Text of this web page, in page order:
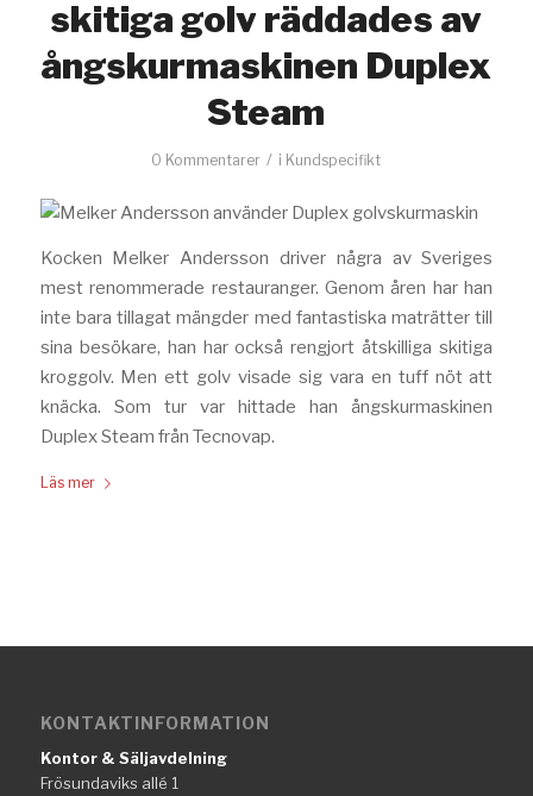
skitiga golv räddades av
ångskurmaskinen Duplex
Steam
0 Kommentarer / i Kundspecifikt
Kocken Melker Andersson driver några av Sveriges
mest renommerade restauranger. Genom åren har han
inte bara tillagat mängder med fantastiska maträtter till
sina besökare, han har också rengjort åtskilliga skitiga
kroggolv. Men ett golv visade sig vara en tuff nöt att
knäcka. Som tur var hittade han ångskurmaskinen
Duplex Steam från Tecnovap.
Läs mer
KONTAKTINFORMATION
Kontor & Säljavdelning
Frösundaviks allé 1